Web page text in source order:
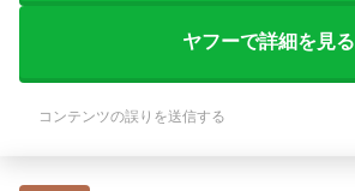
ヤフーで詳細を見る
コンテンツの誤りを送信する